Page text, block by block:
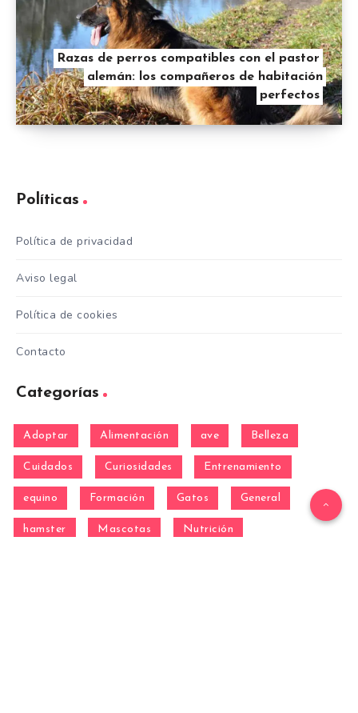
Razas de perros compatibles con el pastor
alemán: los compañeros de habitación
perfectos
Políticas
Política de privacidad
Aviso legal
Política de cookies
Contacto
Categorías
Adoptar Alimentación ave Belleza
Cuidados Curiosidades Entrenamiento
equino Formación Gatos General
hamster Mascotas Nutrición